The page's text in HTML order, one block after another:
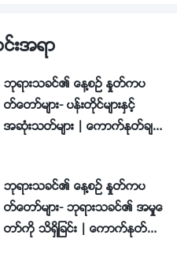
အရာ
ဘုရားသခင္၏ ေန႔စဥ္ ႏႈတ္ကပ
တ္ေတာ္မ်ား- ပန္းတိုင္မ်ားႏွင့္
အဆုံးသတ္မ်ား | ေကာက္ႏုတ္ခ်
ဘုရားသခင္၏ ေန႔စဥ္ ႏႈတ္ကပ
တ္ေတာ္မ်ား- ဘုရားသခင္၏ အမႈေ
တာ္ကို သိရွိျခင္း | ေကာက္ႏုတ္ခ်